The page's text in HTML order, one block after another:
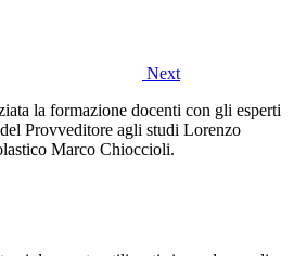
Next
la formazione docenti con gli esperti
Provveditore agli studi Lorenzo
Marco Chioccioli.